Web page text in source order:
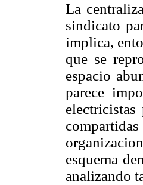
La
sindicato
implica,
que se
espacio
parece
esquema
analizando